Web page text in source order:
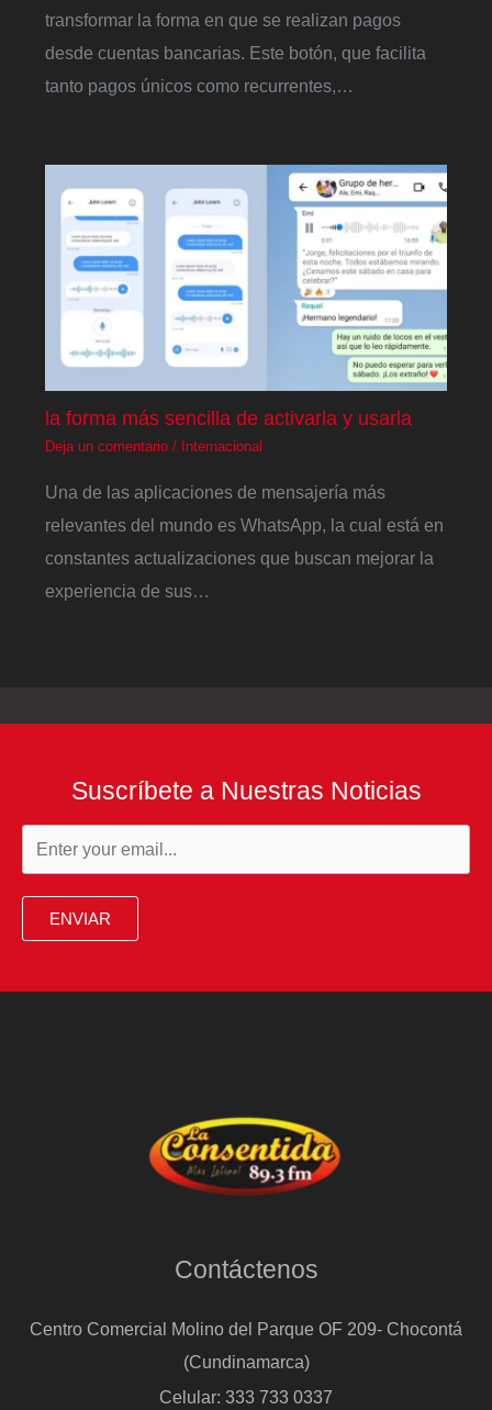
transformar la forma en que se realizan pagos
desde cuentas bancarias. Este botón, que facilita
tanto pagos únicos como recurrentes,…
la forma más sencilla de activarla y usarla
Deja un comentario / Internacional
Una de las aplicaciones de mensajería más
relevantes del mundo es WhatsApp, la cual está en
constantes actualizaciones que buscan mejorar la
experiencia de sus…
Suscríbete a Nuestras Noticias
ENVIAR
Contáctenos
Centro Comercial Molino del Parque OF 209- Chocontá
(Cundinamarca)
Celular: 333 733 0337